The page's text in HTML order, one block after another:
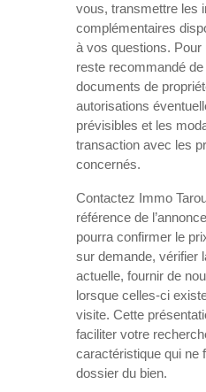
vous, transmettre les
complémentaires
à vos questions. Pour
reste recommandé
documents de
autorisations
prévisibles et les
transaction avec les
concernés.
Contactez Immo
référence de
pourra confirmer le
sur demande, vérifier
actuelle, fournir de
lorsque celles-ci
visite. Cette
faciliter votre
caractéristique qui ne
dossier du bien.